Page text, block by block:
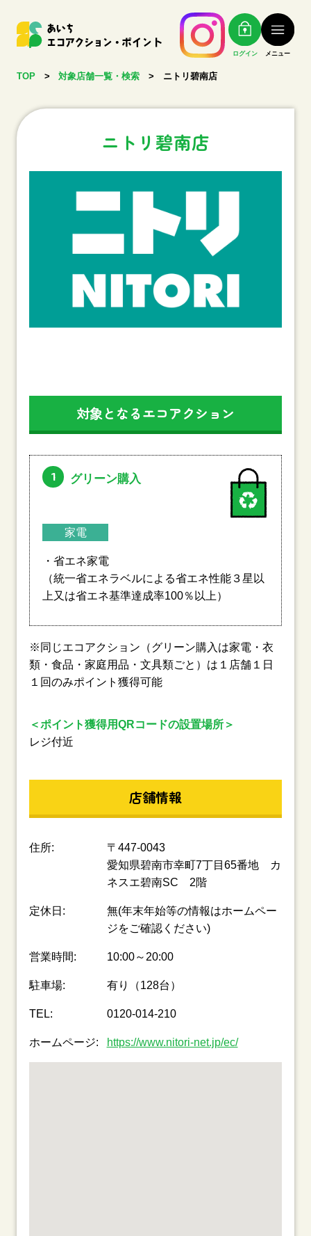
ログイン メニュー
TOP > 対象店舗一覧・検索 > ニトリ碧南店
ニトリ碧南店
対象となるエコアクション
1 グリーン購入
家電
・省エネ家電
（統一省エネラベルによる省エネ性能３星以
上又は省エネ基準達成率100％以上）
※同じエコアクション（グリーン購入は家電・衣
類・食品・家庭用品・文具類ごと）は１店舗１日
１回のみポイント獲得可能
＜ポイント獲得用QRコードの設置場所＞
レジ付近
店舗情報
住所:
〒447-0043
愛知県碧南市幸町7丁目65番地 カ
ネスエ碧南SC 2階
定休日:
無(年末年始等の情報はホームペー
ジをご確認ください)
営業時間: 10:00～20:00
駐車場: 有り（128台）
TEL: 0120-014-210
ホームページ: https://www.nitori-net.jp/ec/